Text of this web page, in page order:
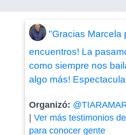
"Gracias Marcela
encuentros! La
como siempre nos
algo más!
Organizó:
Ver más testimonios
para conocer gente